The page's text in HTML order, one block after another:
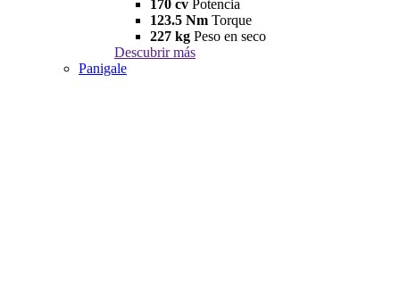
170 cv Potencia
123.5 Nm Torque
227 kg Peso en seco
Descubrir más
Panigale